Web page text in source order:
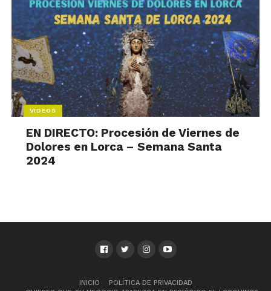
VÍDEOS
EN DIRECTO: Procesión de Viernes de
Dolores en Lorca – Semana Santa
2024
INICIO
POLÍTICA DE PRIVACIDAD